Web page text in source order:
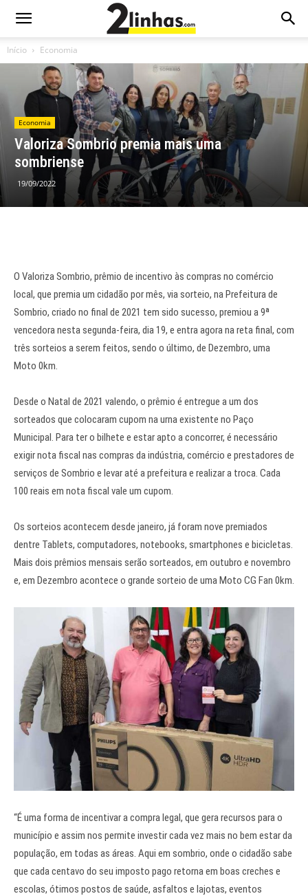
Início Economia
Economia
Valoriza Sombrio premia mais uma
sombriense
19/09/2022
O Valoriza Sombrio, prêmio de incentivo às compras no comércio
local, que premia um cidadão por mês, via sorteio, na Prefeitura de
Sombrio, criado no final de 2021 tem sido sucesso, premiou a 9ª
vencedora nesta segunda-feira, dia 19, e entra agora na reta final, com
três sorteios a serem feitos, sendo o último, de Dezembro, uma
Moto 0km.
Desde o Natal de 2021 valendo, o prêmio é entregue a um dos
sorteados que colocaram cupom na urna existente no Paço
Municipal. Para ter o bilhete e estar apto a concorrer, é necessário
exigir nota fiscal nas compras da indústria, comércio e prestadores de
serviços de Sombrio e levar até a prefeitura e realizar a troca. Cada
100 reais em nota fiscal vale um cupom.
Os sorteios acontecem desde janeiro, já foram nove premiados
dentre Tablets, computadores, notebooks, smartphones e bicicletas.
Mais dois prêmios mensais serão sorteados, em outubro e novembro
e, em Dezembro acontece o grande sorteio de uma Moto CG Fan 0km.
“É uma forma de incentivar a compra legal, que gera recursos para o
município e assim nos permite investir cada vez mais no bem estar da
população, em todas as áreas. Aqui em sombrio, onde o cidadão sabe
que cada centavo do seu imposto pago retorna em boas creches e
escolas, ótimos postos de saúde, asfaltos e lajotas, eventos